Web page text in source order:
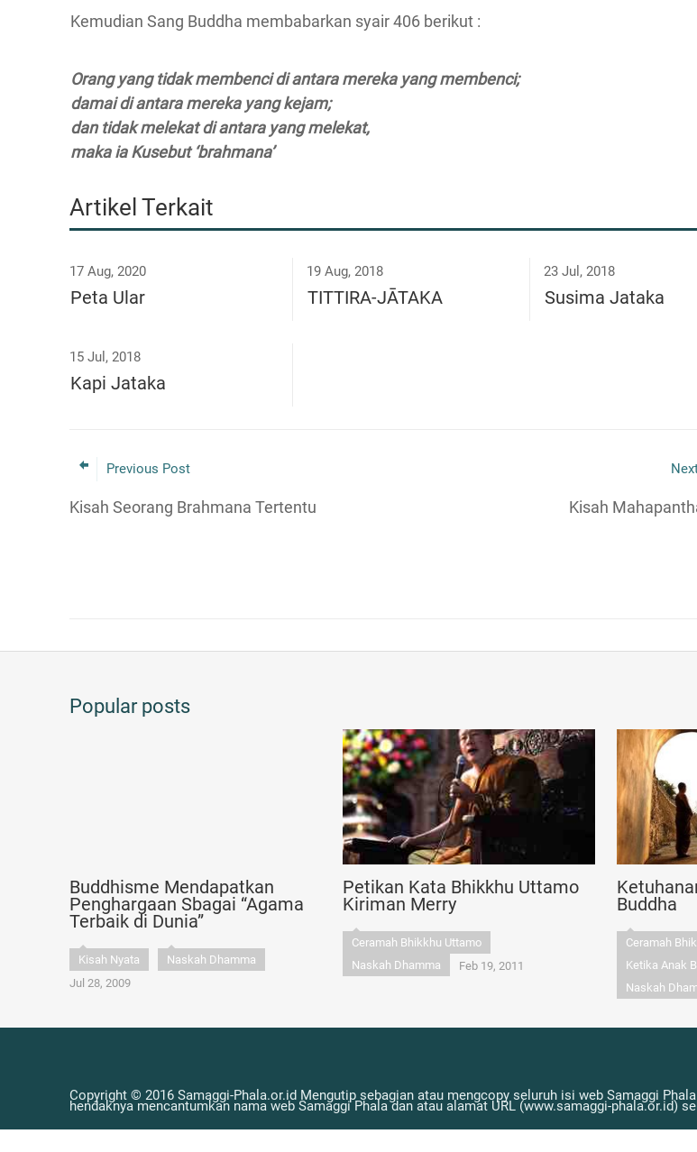
Kemudian Sang Buddha membabarkan syair 406 berikut :
Orang yang tidak membenci di antara mereka yang membenci;
damai di antara mereka yang kejam;
dan tidak melekat di antara yang melekat,
maka ia Kusebut ‘brahmana’
Artikel Terkait
17 Aug, 2020
Peta Ular
19 Aug, 2018
TITTIRA-JĀTAKA
23 Jul, 2018
Susima Jataka
15 Jul, 2018
Kapi Jataka
Previous Post
Kisah Seorang Brahmana Tertentu Kisah
Popular posts
Buddhisme Mendapatkan
Penghargaan Sbagai “Agama
Terbaik di Dunia”
Kisah Nyata
Naskah Dhamma
Jul 28, 2009
Petikan Kata Bhikkhu Uttamo
Kiriman Merry
Ceramah Bhikkhu Uttamo
Naskah Dhamma
Feb 19, 2011
Buddha
Ceramah
Ketika Anak
Naskah
Copyright © 2016 Samaggi-Phala.or.id Mengutip sebagian atau mengcopy seluruh isi web Samaggi
hendaknya mencantumkan nama web Samaggi Phala dan atau alamat URL (www.samaggi-phala.or.id)